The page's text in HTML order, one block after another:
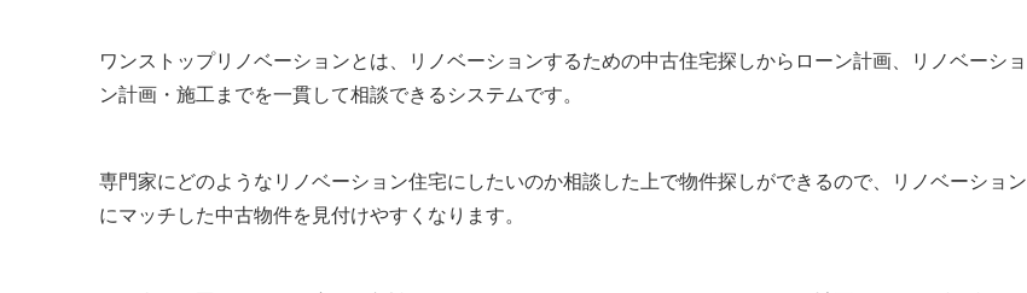
ワンストップリノベーションとは、リノベーションするための中古住宅探しからローン計画、リノベーショ
ン計画・施工までを一貫して相談できるシステムです。
専門家にどのようなリノベーション住宅にしたいのか相談した上で物件探しができるので、リノベーション
にマッチした中古物件を見付けやすくなります。